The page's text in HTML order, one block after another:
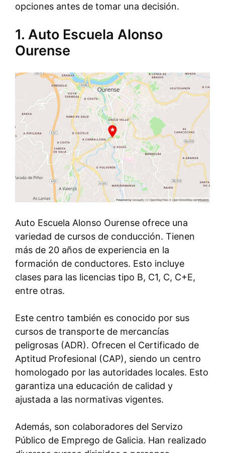
opciones antes de tomar una decisión.
1. Auto Escuela Alonso
Ourense
Auto Escuela Alonso Ourense ofrece una
variedad de cursos de conducción. Tienen
más de 20 años de experiencia en la
formación de conductores. Esto incluye
clases para las licencias tipo B, C1, C, C+E,
entre otras.
Este centro también es conocido por sus
cursos de transporte de mercancías
peligrosas (ADR). Ofrecen el Certificado de
Aptitud Profesional (CAP), siendo un centro
homologado por las autoridades locales. Esto
garantiza una educación de calidad y
ajustada a las normativas vigentes.
Además, son colaboradores del Servizo
Público de Emprego de Galicia. Han realizado